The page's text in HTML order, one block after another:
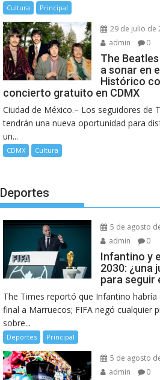
Cultura Principal
29 de julio de
admin
0
The
a sonar en
Histórico
concierto gratuito en CDMX
Ciudad de México.– Los seguidores de
tendrán una nueva oportunidad para
un...
CDMX Cultura
Deportes
5 de agosto
admin
0
Infantino y
2030: ¿una
para seguir
The Times reportó que Infantino habría
final a Marruecos; FIFA negó cualquier
sobre...
Deportes Principal
5 de agosto
admin
0